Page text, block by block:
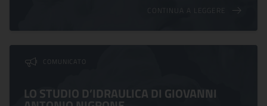
CONTINUA A LEGGERE
COMUNICATO
LO STUDIO D’IDRAULICA DI GIOVANNI